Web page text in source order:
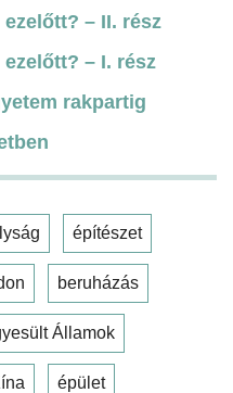
– II. rész
– I. rész
rakpartig
építészet
beruházás
Államok
épület